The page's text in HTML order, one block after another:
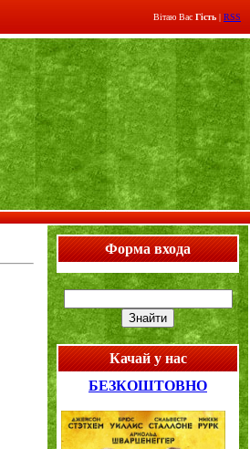
Вітаю Вас Гість | RSS
Форма входа
Качай у нас
БЕЗКОШТОВНО